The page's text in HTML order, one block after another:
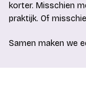
korter. Misschien
praktijk. Of
Samen maken we